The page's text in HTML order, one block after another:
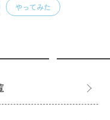
やってみた